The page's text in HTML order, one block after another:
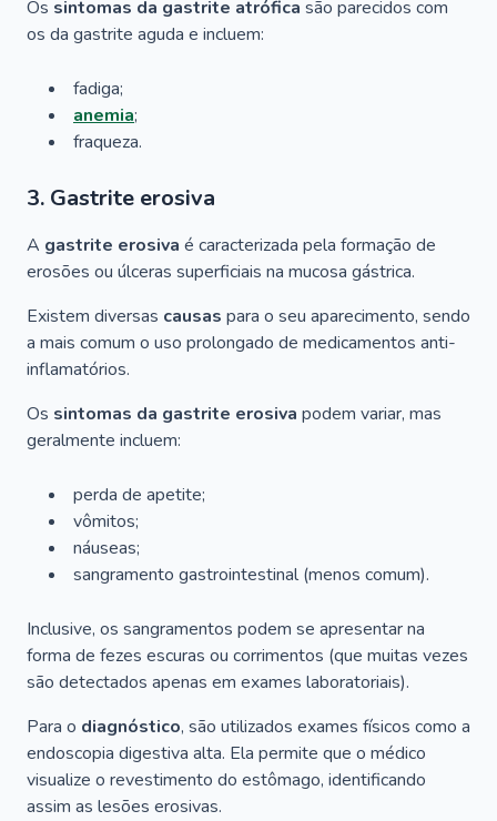
Os sintomas da gastrite atrófica são parecidos com
os da gastrite aguda e incluem:
fadiga;
anemia;
fraqueza.
3. Gastrite erosiva
A gastrite erosiva é caracterizada pela formação de
erosões ou úlceras superficiais na mucosa gástrica.
Existem diversas causas para o seu aparecimento, sendo
a mais comum o uso prolongado de medicamentos anti-
inflamatórios.
Os sintomas da gastrite erosiva podem variar, mas
geralmente incluem:
perda de apetite;
vômitos;
náuseas;
sangramento gastrointestinal (menos comum).
Inclusive, os sangramentos podem se apresentar na
forma de fezes escuras ou corrimentos (que muitas vezes
são detectados apenas em exames laboratoriais).
Para o diagnóstico, são utilizados exames físicos como a
endoscopia digestiva alta. Ela permite que o médico
visualize o revestimento do estômago, identificando
assim as lesões erosivas.